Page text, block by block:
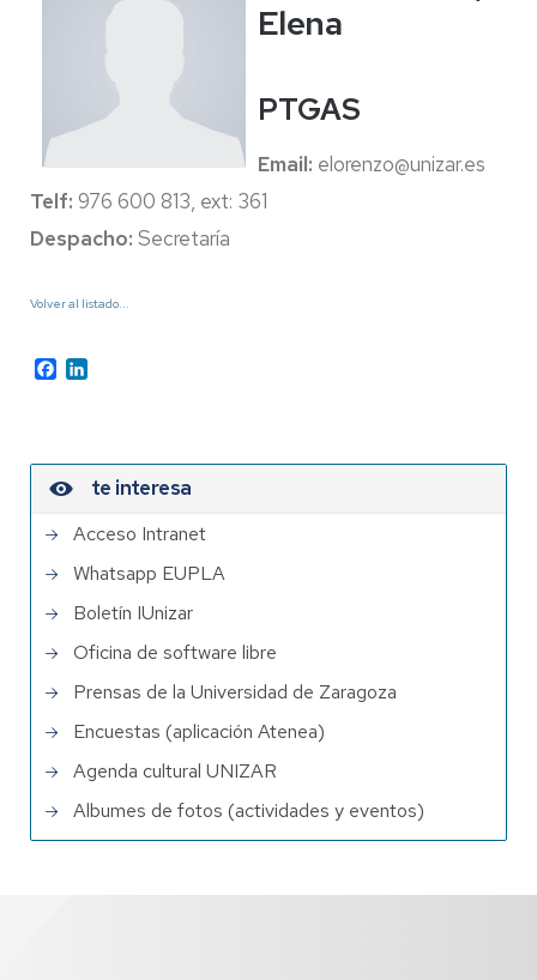
Elena
PTGAS
Email: elorenzo@unizar.es
Telf: 976 600 813, ext: 361
Despacho: Secretaría
Volver al listado...
Facebook
te interesa
Acceso Intranet
Whatsapp EUPLA
Boletín IUnizar
Oficina de software libre
Prensas de la Universidad de Zaragoza
Encuestas (aplicación Atenea)
Agenda cultural UNIZAR
Albumes de fotos (actividades y eventos)